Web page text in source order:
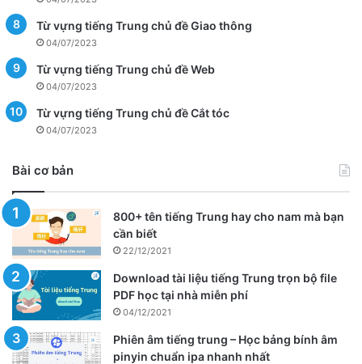
Từ vựng tiếng Trung chủ đề Giao thông
04/07/2023
Từ vựng tiếng Trung chủ đề Web
04/07/2023
Từ vựng tiếng Trung chủ đề Cắt tóc
04/07/2023
Bài cơ bản
800+ tên tiếng Trung hay cho nam mà bạn
cần biết
22/12/2021
Download tài liệu tiếng Trung trọn bộ file
PDF học tại nhà miễn phí
04/12/2021
Phiên âm tiếng trung – Học bảng bính âm
pinyin chuẩn ipa nhanh nhất